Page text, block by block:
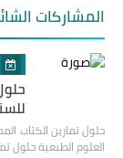
المشاركات
حلول تمارين الكتاب
العلوم الطبعية حلول